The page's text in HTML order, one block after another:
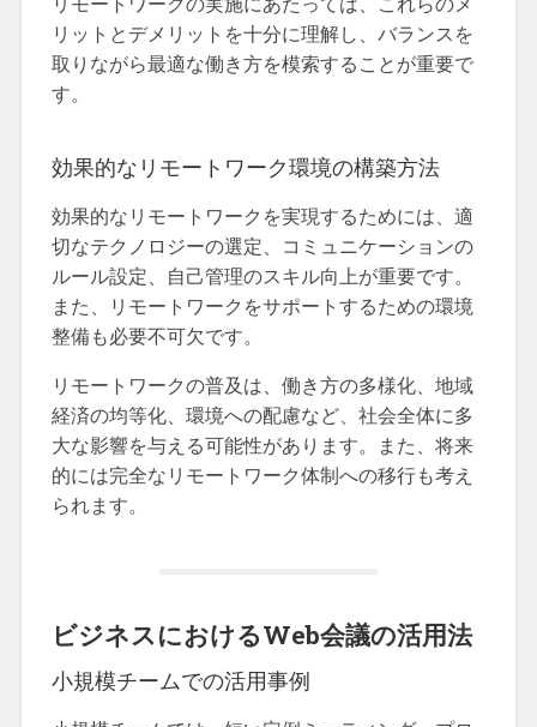
リットとデメリットを十分に理解し、バランスを
取りながら最適な働き方を模索することが重要で
す。
効果的なリモートワーク環境の構築方法
効果的なリモートワークを実現するためには、適
切なテクノロジーの選定、コミュニケーションの
ルール設定、自己管理のスキル向上が重要です。
また、リモートワークをサポートするための環境
整備も必要不可欠です。
リモートワークの普及は、働き方の多様化、地域
経済の均等化、環境への配慮など、社会全体に多
大な影響を与える可能性があります。また、将来
的には完全なリモートワーク体制への移行も考え
られます。
ビジネスにおけるWeb会議の活用法
小規模チームでの活用事例